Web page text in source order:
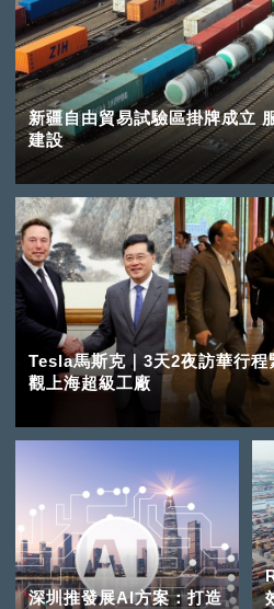
新疆自由貿易試驗區掛牌成立
建設
Tesla馬斯克｜3天2夜訪華行
觀上海超級工廠
深圳推發展AI方案：打造